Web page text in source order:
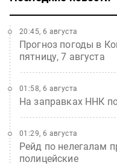
Прогноз погоды в
пятницу, 7 августа
20:45, 6 августа
На заправках ННК
01:58, 6 августа
Рейд по нелегалам
полицейские
01:29, 6 августа